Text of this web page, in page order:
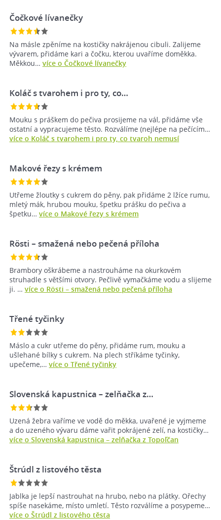
Čočkové lívanečky
Na másle zpěníme na kostičky nakrájenou cibuli. Zalijeme
vývarem, přidáme kari a čočku, kterou uvaříme doměkka.
Měkkou… více o Čočkové lívanečky
Koláč s tvarohem i pro ty, co…
Mouku s práškem do pečiva prosijeme na vál, přidáme vše
ostatní a vypracujeme těsto. Rozválíme (nejlépe na pečícím…
více o Koláč s tvarohem i pro ty, co tvaroh nemusí
Makové řezy s krémem
Utřeme žloutky s cukrem do pěny, pak přidáme 2 lžíce rumu,
mletý mák, hrubou mouku, špetku prášku do pečiva a
špetku… více o Makové řezy s krémem
Rösti – smažená nebo pečená příloha
Brambory oškrábeme a nastrouháme na okurkovém
struhadle s většími otvory. Pečlivě vymačkáme vodu a slijeme
ji. … více o Rösti – smažená nebo pečená příloha
Třené tyčinky
Máslo a cukr utřeme do pěny, přidáme rum, mouku a
ušlehané bílky s cukrem. Na plech stříkáme tyčinky,
upečeme,… více o Třené tyčinky
Slovenská kapustnica – zelňačka z…
Uzená žebra vaříme ve vodě do měkka, uvařené je vyjmeme
a do uzeného vývaru dáme vařit pokrájené zelí, na kostičky…
více o Slovenská kapustnica – zelňačka z Topoľčan
Štrúdl z listového těsta
Jablka je lepší nastrouhat na hrubo, nebo na plátky. Ořechy
spíše nasekáme, místo umletí. Těsto rozválíme a posypeme…
více o Štrúdl z listového těsta